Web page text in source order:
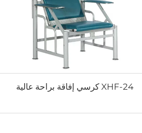
XHF-24 كرسي إفاقة براحة عالية